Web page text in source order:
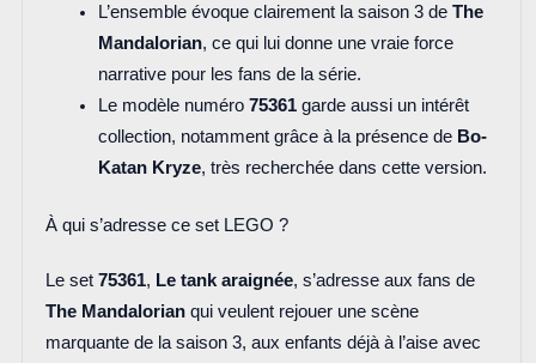
L’ensemble évoque clairement la saison 3 de The
Mandalorian, ce qui lui donne une vraie force
narrative pour les fans de la série.
Le modèle numéro 75361garde aussi un intérêt
collection, notamment grâce à la présence de Bo-
Katan Kryze, très recherchée dans cette version.
À qui s’adresse ce set LEGO ?
Le set 75361, Le tank araignée, s’adresse aux fans de
The Mandalorianqui veulent rejouer une scène
marquante de la saison 3, aux enfants déjà à l’aise avec